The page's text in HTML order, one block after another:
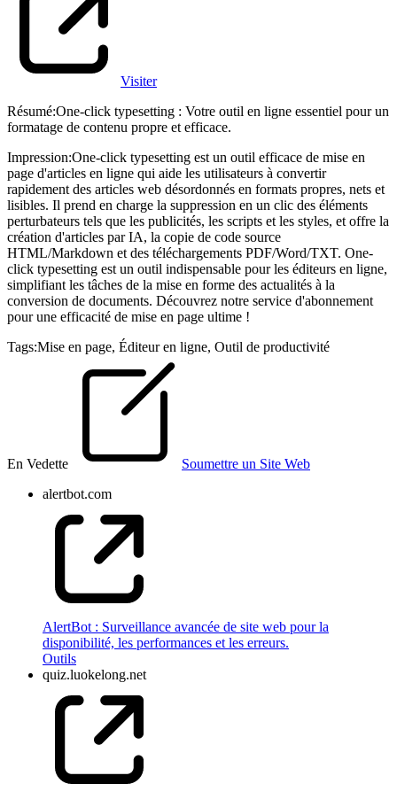
Visiter
Résumé:One-click typesetting : Votre outil en ligne essentiel pour un
formatage de contenu propre et efficace.
Impression:One-click typesetting est un outil efficace de mise en
page d'articles en ligne qui aide les utilisateurs à convertir
rapidement des articles web désordonnés en formats propres, nets et
lisibles. Il prend en charge la suppression en un clic des éléments
perturbateurs tels que les publicités, les scripts et les styles, et offre la
création d'articles par IA, la copie de code source
HTML/Markdown et des téléchargements PDF/Word/TXT. One-
click typesetting est un outil indispensable pour les éditeurs en ligne,
simplifiant les tâches de la mise en forme des actualités à la
conversion de documents. Découvrez notre service d'abonnement
pour une efficacité de mise en page ultime !
Tags:Mise en page, Éditeur en ligne, Outil de productivité
En Vedette
Soumettre un Site Web
alertbot.com
AlertBot : Surveillance avancée de site web pour la
disponibilité, les performances et les erreurs.
Outils
quiz.luokelong.net